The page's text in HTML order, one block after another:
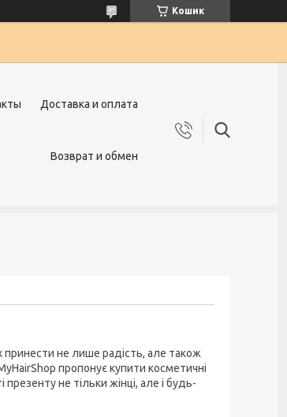
Кошик
Доставка и оплата
Возврат и обмен
не лише радість, але також
пропонує купити косметичні
не тільки жінці, але і будь-